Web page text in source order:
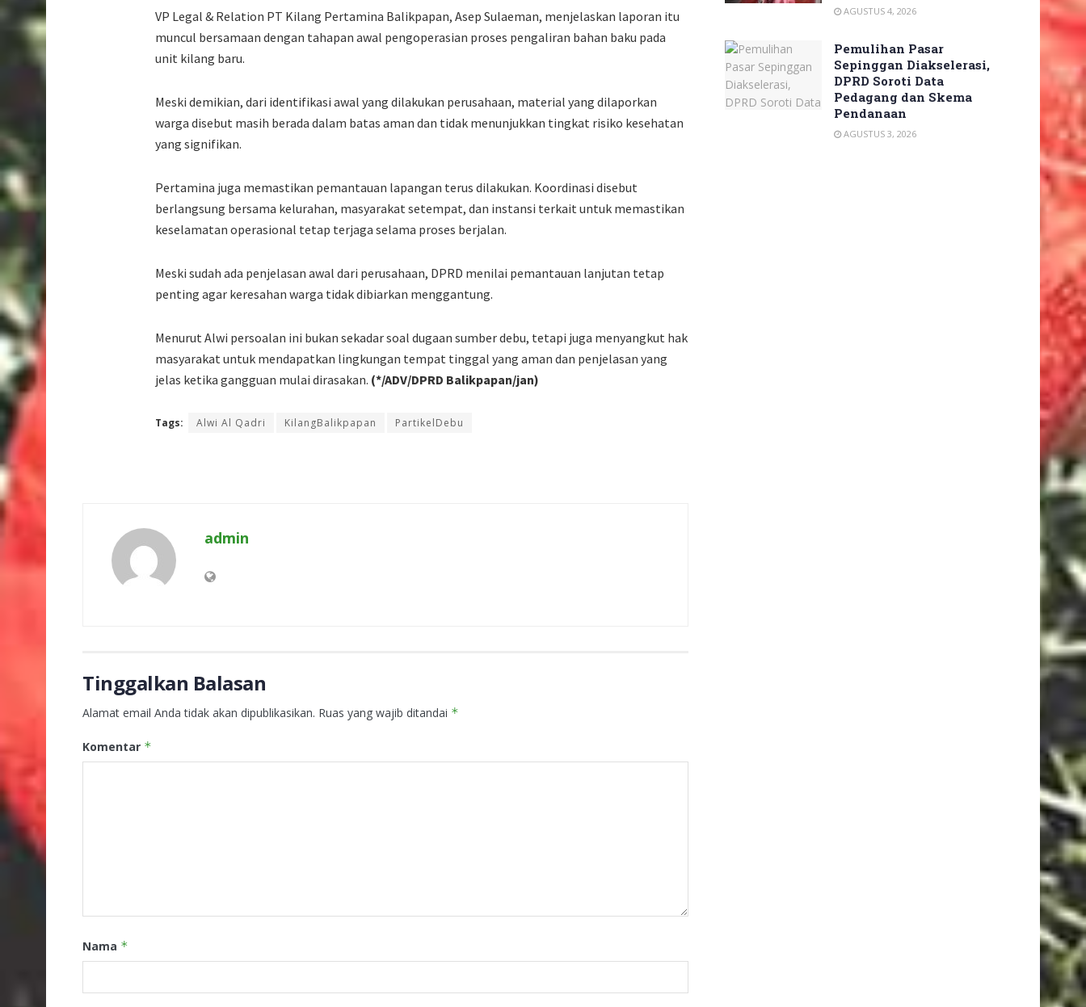
VP Legal & Relation PT Kilang Pertamina Balikpapan, Asep Sulaeman, menjelaskan laporan itu
muncul bersamaan dengan tahapan awal pengoperasian proses pengaliran bahan baku pada
unit kilang baru.
Meski demikian, dari identifikasi awal yang dilakukan perusahaan, material yang dilaporkan
warga disebut masih berada dalam batas aman dan tidak menunjukkan tingkat risiko kesehatan
yang signifikan.
Pertamina juga memastikan pemantauan lapangan terus dilakukan. Koordinasi disebut
berlangsung bersama kelurahan, masyarakat setempat, dan instansi terkait untuk memastikan
keselamatan operasional tetap terjaga selama proses berjalan.
Meski sudah ada penjelasan awal dari perusahaan, DPRD menilai pemantauan lanjutan tetap
penting agar keresahan warga tidak dibiarkan menggantung.
Menurut Alwi persoalan ini bukan sekadar soal dugaan sumber debu, tetapi juga menyangkut hak
masyarakat untuk mendapatkan lingkungan tempat tinggal yang aman dan penjelasan yang
jelas ketika gangguan mulai dirasakan. (*/ADV/DPRD Balikpapan/jan)
Tags: Alwi Al Qadri KilangBalikpapan PartikelDebu
admin
Tinggalkan Balasan
Alamat email Anda tidak akan dipublikasikan. Ruas yang wajib ditandai *
Komentar *
Nama *
AGUSTUS 4, 2026
Pemulihan Pasar
Sepinggan Diakselerasi,
DPRD Soroti Data
Pedagang dan Skema
Pendanaan
AGUSTUS 3, 2026